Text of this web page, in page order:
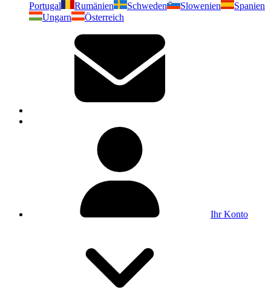
Portugal
Rumänien Schweden Slowenien
Spanien
Ungarn
Österreich
Ihr Konto